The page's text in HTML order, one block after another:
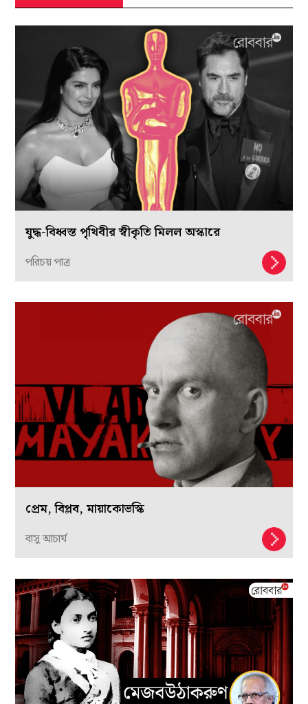
যুদ্ধ-বিধ্বস্ত পৃথিবীর স্বীকৃতি মিলল অস্কারে
পরিচয় পাত্র
প্রেম, বিপ্লব, মায়াকোভস্কি
বাসু আচার্য